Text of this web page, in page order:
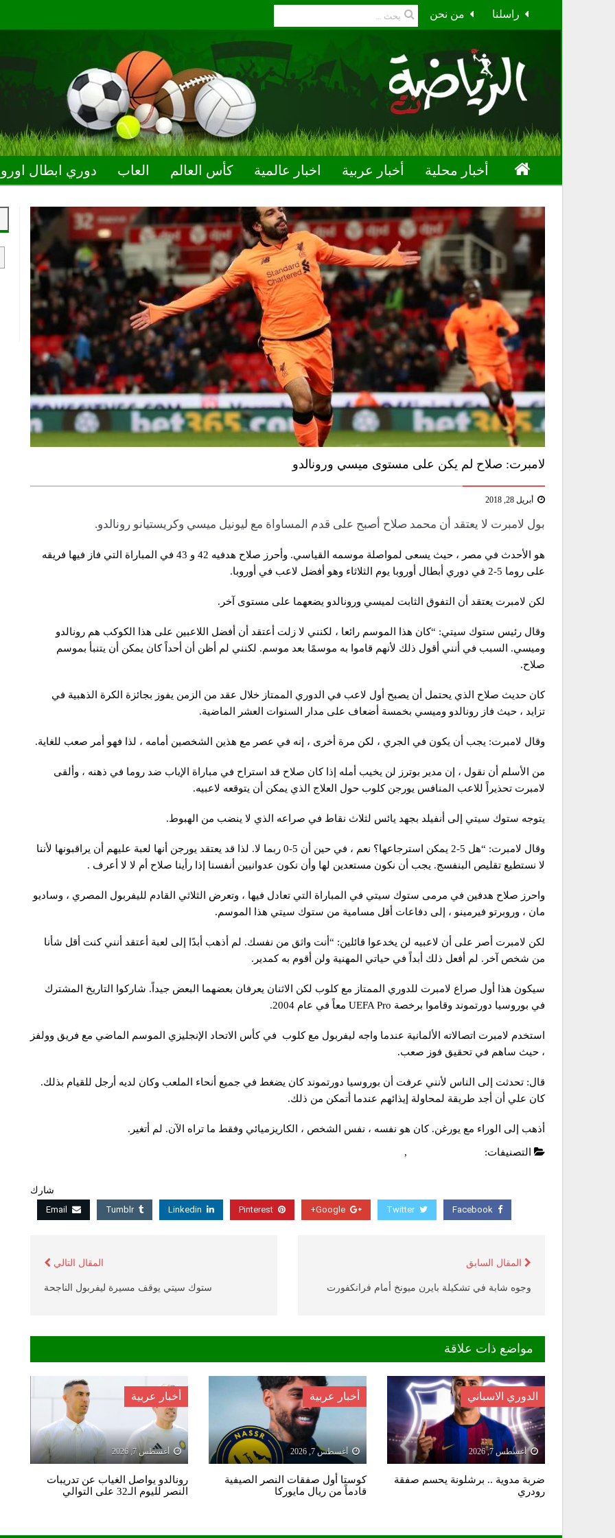
من نحن راسلنا
أخبار محلية أخبار عربية اخبار عالمية كأس العالم العاب دوري ابطال
لامبرت: صلاح لم يكن على مستوى ميسي ورونالدو
أبريل 28, 2018
بول لامبرت لا يعتقد أن محمد صلاح أصبح على قدم المساواة مع ليونيل ميسي وكريستيانو رونالدو.
هو الأحدث في مصر ، حيث يسعى لمواصلة موسمه القياسي. وأحرز صلاح هدفيه 42 و 43 في المباراة التي فاز فيها فريقه
على روما 5-2 في دوري أبطال أوروبا يوم الثلاثاء وهو أفضل لاعب في أوروبا.
لكن لامبرت يعتقد أن التفوق الثابت لميسي ورونالدو يضعهما على مستوى آخر.
وقال رئيس ستوك سيتي: “كان هذا الموسم رائعا ، لكنني لا زلت أعتقد أن أفضل اللاعبين على هذا الكوكب هم رونالدو
وميسي. السبب في أنني أقول ذلك لأنهم قاموا به موسمًا بعد موسم. لكنني لم أظن أن أحداً كان يمكن أن يتنبأ بموسم
صلاح.
كان حديث صلاح الذي يحتمل أن يصبح أول لاعب في الدوري الممتاز خلال عقد من الزمن يفوز بجائزة الكرة الذهبية في
تزايد ، حيث فاز رونالدو وميسي بخمسة أضعاف على مدار السنوات العشر الماضية.
وقال لامبرت: يجب أن يكون في الجري ، لكن مرة أخرى ، إنه في عصر مع هذين الشخصين أمامه ، لذا فهو أمر صعب للغاية.
من الأسلم أن نقول ، إن مدير بوترز لن يخيب أمله إذا كان صلاح قد استراح في مباراة الإياب ضد روما في ذهنه ، وألقى
لامبرت تحذيراً للاعب المنافس يورجن كلوب حول العلاج الذي يمكن أن يتوقعه لاعبيه.
يتوجه ستوك سيتي إلى أنفيلد بجهد يائس لثلاث نقاط في صراعه الذي لا ينضب من الهبوط.
وقال لامبرت: “هل 5-2 يمكن استرجاعها؟ نعم ، في حين أن 5-0 ربما لا. لذا قد يعتقد يورجن أنها لعبة عليهم أن يراقبونها لأننا
لا نستطيع تقليص البنفسج. يجب أن نكون مستعدين لها وأن نكون عدوانيين أنفسنا إذا رأينا صلاح أم لا لا أعرف .
واحرز صلاح هدفين في مرمى ستوك سيتي في المباراة التي تعادل فيها ، وتعرض الثلاثي القادم لليفربول المصري ، وساديو
مان ، وروبرتو فيرمينو ، إلى دفاعات أقل مسامية من ستوك سيتي هذا الموسم.
لكن لامبرت أصر على أن لاعبيه لن يخدعوا قائلين: “أنت واثق من نفسك. لم أذهب أبدًا إلى لعبة أعتقد أنني كنت أقل شأنا
من شخص آخر. لم أفعل ذلك أبداً في حياتي المهنية ولن أقوم به كمدير.
سيكون هذا أول صراع لامبرت للدوري الممتاز مع كلوب لكن الاثنان يعرفان بعضهما البعض جيداً. شاركوا التاريخ المشترك
في بوروسيا دورتموند وقاموا برخصة UEFA Pro معاً في عام 2004.
استخدم لامبرت اتصالاته الألمانية عندما واجه ليفربول مع كلوب في كأس الاتحاد الإنجليزي الموسم الماضي مع فريق وولفز
، حيث ساهم في تحقيق فوز صعب.
قال: تحدثت إلى الناس لأنني عرفت أن بوروسيا دورتموند كان يضغط في جميع أنحاء الملعب وكان لديه أرجل للقيام بذلك.
كان علي أن أجد طريقة لمحاولة إيذائهم عندما أتمكن من ذلك.
أذهب إلى الوراء مع يورغن. كان هو نفسه ، نفس الشخص ، الكاريزميائي وفقط ما تراه الآن. لم أتغير.
التصنيفات: ,
شارك
Facebook
Twitter
Google+
Pinterest
Linkedin
Tumblr
Email
المقال السابق
وجوه شابة في تشكيلة بايرن ميونخ أمام فرانكفورت
المقال التالي
ستوك سيتي يوقف مسيرة ليفربول الناجحة
مواضع ذات علاقة
الدوري الاسباني
أغسطس 7, 2026
ضربة مدوية .. برشلونة يحسم صفقة
رودري
أخبار عربية
أغسطس 7, 2026
كوستا أول صفقات النصر الصيفية
قادماً من ريال مايوركا
أخبار عربية
أغسطس 7, 2026
رونالدو يواصل الغياب عن تدريبات
النصر لليوم الـ32 على التوالي